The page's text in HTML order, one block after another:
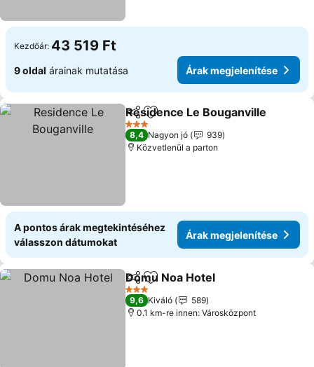
Kezdőár: 43 519 Ft
9 oldal árainak mutatása Árak megjelenítése
Megosztás
Hozzáadás a kedvencekhez
Residence Le Bouganville
3 Kategória
8,4 Nagyon jó
939
Közvetlenül a parton
A pontos árak megtekintéséhez
válasszon dátumokat
Árak megjelenítése
Megosztás
Hozzáadás a kedvencekhez
Domu Noa Hotel
3 Kategória
9,6 Kiváló
589
0.1 km-re innen: Városközpont